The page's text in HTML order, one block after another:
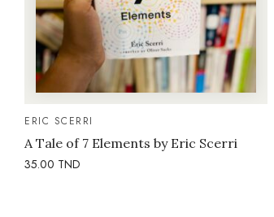
ERIC SCERRI
A Tale of 7 Elements by Eric Scerri
35.00 TND